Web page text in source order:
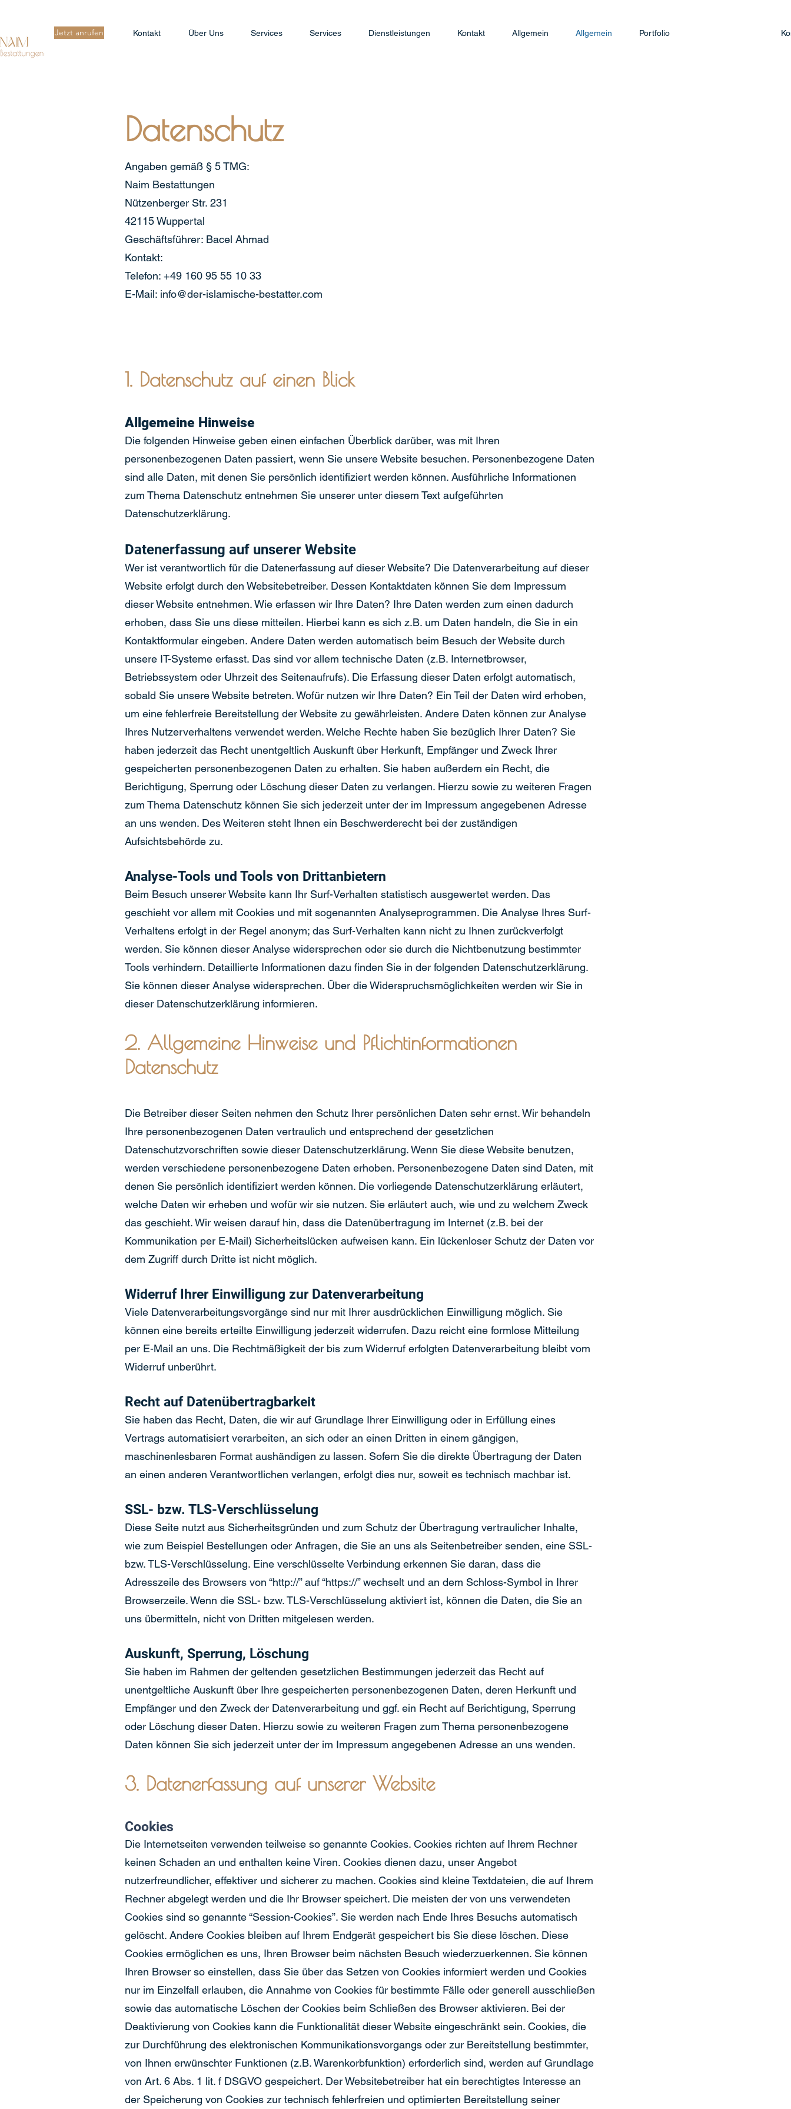
Jetzt anrufen Kontakt Über Uns Services Services Dienstleistungen Kontakt Allgemein Allgemein Portfolio
Datenschutz
Angaben gemäß § 5 TMG:
Naim Bestattungen
Nützenberger Str. 231
42115 Wuppertal
Geschäftsführer: Bacel Ahmad
Kontakt:
Telefon: +49 160 95 55 10 33
E-Mail: info@der-islamische-bestatter.com
1. Datenschutz auf einen Blick
Allgemeine Hinweise
Die folgenden Hinweise geben einen einfachen Überblick darüber, was mit Ihren
personenbezogenen Daten passiert, wenn Sie unsere Website besuchen. Personenbezogene Daten
sind alle Daten, mit denen Sie persönlich identifiziert werden können. Ausführliche Informationen
zum Thema Datenschutz entnehmen Sie unserer unter diesem Text aufgeführten
Datenschutzerklärung.
Datenerfassung auf unserer Website
Wer ist verantwortlich für die Datenerfassung auf dieser Website? Die Datenverarbeitung auf dieser
Website erfolgt durch den Websitebetreiber. Dessen Kontaktdaten können Sie dem Impressum
dieser Website entnehmen. Wie erfassen wir Ihre Daten? Ihre Daten werden zum einen dadurch
erhoben, dass Sie uns diese mitteilen. Hierbei kann es sich z.B. um Daten handeln, die Sie in ein
Kontaktformular eingeben. Andere Daten werden automatisch beim Besuch der Website durch
unsere IT-Systeme erfasst. Das sind vor allem technische Daten (z.B. Internetbrowser,
Betriebssystem oder Uhrzeit des Seitenaufrufs). Die Erfassung dieser Daten erfolgt automatisch,
sobald Sie unsere Website betreten. Wofür nutzen wir Ihre Daten? Ein Teil der Daten wird erhoben,
um eine fehlerfreie Bereitstellung der Website zu gewährleisten. Andere Daten können zur Analyse
Ihres Nutzerverhaltens verwendet werden. Welche Rechte haben Sie bezüglich Ihrer Daten? Sie
haben jederzeit das Recht unentgeltlich Auskunft über Herkunft, Empfänger und Zweck Ihrer
gespeicherten personenbezogenen Daten zu erhalten. Sie haben außerdem ein Recht, die
Berichtigung, Sperrung oder Löschung dieser Daten zu verlangen. Hierzu sowie zu weiteren Fragen
zum Thema Datenschutz können Sie sich jederzeit unter der im Impressum angegebenen Adresse
an uns wenden. Des Weiteren steht Ihnen ein Beschwerderecht bei der zuständigen
Aufsichtsbehörde zu.
Analyse-Tools und Tools von Drittanbietern
Beim Besuch unserer Website kann Ihr Surf-Verhalten statistisch ausgewertet werden. Das
geschieht vor allem mit Cookies und mit sogenannten Analyseprogrammen. Die Analyse Ihres Surf-
Verhaltens erfolgt in der Regel anonym; das Surf-Verhalten kann nicht zu Ihnen zurückverfolgt
werden. Sie können dieser Analyse widersprechen oder sie durch die Nichtbenutzung bestimmter
Tools verhindern. Detaillierte Informationen dazu finden Sie in der folgenden Datenschutzerklärung.
Sie können dieser Analyse widersprechen. Über die Widerspruchsmöglichkeiten werden wir Sie in
dieser Datenschutzerklärung informieren.
2. Allgemeine Hinweise und Pflichtinformationen
Datenschutz
Die Betreiber dieser Seiten nehmen den Schutz Ihrer persönlichen Daten sehr ernst. Wir behandeln
Ihre personenbezogenen Daten vertraulich und entsprechend der gesetzlichen
Datenschutzvorschriften sowie dieser Datenschutzerklärung. Wenn Sie diese Website benutzen,
werden verschiedene personenbezogene Daten erhoben. Personenbezogene Daten sind Daten, mit
denen Sie persönlich identifiziert werden können. Die vorliegende Datenschutzerklärung erläutert,
welche Daten wir erheben und wofür wir sie nutzen. Sie erläutert auch, wie und zu welchem Zweck
das geschieht. Wir weisen darauf hin, dass die Datenübertragung im Internet (z.B. bei der
Kommunikation per E-Mail) Sicherheitslücken aufweisen kann. Ein lückenloser Schutz der Daten vor
dem Zugriff durch Dritte ist nicht möglich.
Widerruf Ihrer Einwilligung zur Datenverarbeitung
Viele Datenverarbeitungsvorgänge sind nur mit Ihrer ausdrücklichen Einwilligung möglich. Sie
können eine bereits erteilte Einwilligung jederzeit widerrufen. Dazu reicht eine formlose Mitteilung
per E-Mail an uns. Die Rechtmäßigkeit der bis zum Widerruf erfolgten Datenverarbeitung bleibt vom
Widerruf unberührt.
Recht auf Datenübertragbarkeit
Sie haben das Recht, Daten, die wir auf Grundlage Ihrer Einwilligung oder in Erfüllung eines
Vertrags automatisiert verarbeiten, an sich oder an einen Dritten in einem gängigen,
maschinenlesbaren Format aushändigen zu lassen. Sofern Sie die direkte Übertragung der Daten
an einen anderen Verantwortlichen verlangen, erfolgt dies nur, soweit es technisch machbar ist.
SSL- bzw. TLS-Verschlüsselung
Diese Seite nutzt aus Sicherheitsgründen und zum Schutz der Übertragung vertraulicher Inhalte,
wie zum Beispiel Bestellungen oder Anfragen, die Sie an uns als Seitenbetreiber senden, eine SSL-
bzw. TLS-Verschlüsselung. Eine verschlüsselte Verbindung erkennen Sie daran, dass die
Adresszeile des Browsers von “http://” auf “https://” wechselt und an dem Schloss-Symbol in Ihrer
Browserzeile. Wenn die SSL- bzw. TLS-Verschlüsselung aktiviert ist, können die Daten, die Sie an
uns übermitteln, nicht von Dritten mitgelesen werden.
Auskunft, Sperrung, Löschung
Sie haben im Rahmen der geltenden gesetzlichen Bestimmungen jederzeit das Recht auf
unentgeltliche Auskunft über Ihre gespeicherten personenbezogenen Daten, deren Herkunft und
Empfänger und den Zweck der Datenverarbeitung und ggf. ein Recht auf Berichtigung, Sperrung
oder Löschung dieser Daten. Hierzu sowie zu weiteren Fragen zum Thema personenbezogene
Daten können Sie sich jederzeit unter der im Impressum angegebenen Adresse an uns wenden.
3. Datenerfassung auf unserer Website
Cookies
Die Internetseiten verwenden teilweise so genannte Cookies. Cookies richten auf Ihrem Rechner
keinen Schaden an und enthalten keine Viren. Cookies dienen dazu, unser Angebot
nutzerfreundlicher, effektiver und sicherer zu machen. Cookies sind kleine Textdateien, die auf Ihrem
Rechner abgelegt werden und die Ihr Browser speichert. Die meisten der von uns verwendeten
Cookies sind so genannte “Session-Cookies”. Sie werden nach Ende Ihres Besuchs automatisch
gelöscht. Andere Cookies bleiben auf Ihrem Endgerät gespeichert bis Sie diese löschen. Diese
Cookies ermöglichen es uns, Ihren Browser beim nächsten Besuch wiederzuerkennen. Sie können
Ihren Browser so einstellen, dass Sie über das Setzen von Cookies informiert werden und Cookies
nur im Einzelfall erlauben, die Annahme von Cookies für bestimmte Fälle oder generell ausschließen
sowie das automatische Löschen der Cookies beim Schließen des Browser aktivieren. Bei der
Deaktivierung von Cookies kann die Funktionalität dieser Website eingeschränkt sein. Cookies, die
zur Durchführung des elektronischen Kommunikationsvorgangs oder zur Bereitstellung bestimmter,
von Ihnen erwünschter Funktionen (z.B. Warenkorbfunktion) erforderlich sind, werden auf Grundlage
von Art. 6 Abs. 1 lit. f DSGVO gespeichert. Der Websitebetreiber hat ein berechtigtes Interesse an
der Speicherung von Cookies zur technisch fehlerfreien und optimierten Bereitstellung seiner